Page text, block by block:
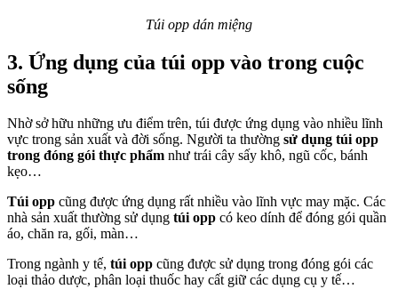
Túi opp dán miệng
3. Ứng dụng của túi opp vào trong cuộc
sống
Nhờ sở hữu những ưu điểm trên, túi được ứng dụng vào nhiều lĩnh
vực trong sản xuất và đời sống. Người ta thường sử dụng túi opp
trong đóng gói thực phẩm như trái cây sấy khô, ngũ cốc, bánh
kẹo…
Túi opp cũng được ứng dụng rất nhiều vào lĩnh vực may mặc. Các
nhà sản xuất thường sử dụng túi opp có keo dính để đóng gói quần
áo, chăn ra, gối, màn…
Trong ngành y tế, túi opp cũng được sử dụng trong đóng gói các
loại thảo dược, phân loại thuốc hay cất giữ các dụng cụ y tế…